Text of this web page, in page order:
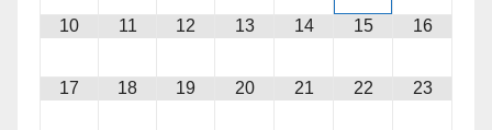
10 11 12 13 14 15 16
17 18 19 20 21 22 23